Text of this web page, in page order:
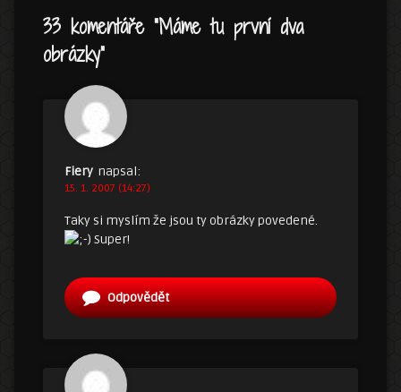
33 komentáře “Máme tu první dva
obrázky”
Fiery napsal:
15. 1. 2007 (14:27)
Taky si myslím že jsou ty obrázky povedené.
Super!
Odpovědět